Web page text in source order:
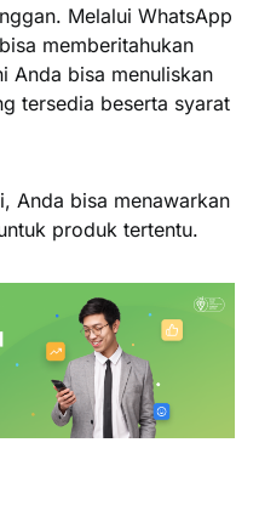
Melalui WhatsApp
memberitahukan
Anda bisa menuliskan
tersedia beserta syarat
Anda bisa menawarkan
produk tertentu.